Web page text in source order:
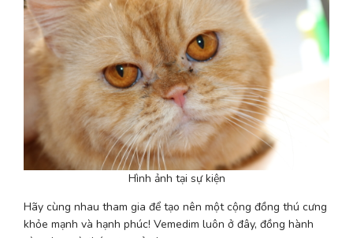
Hình ảnh tại sự kiện
Hãy cùng nhau tham gia để tạo nên một cộng đồng thú cưng
khỏe mạnh và hạnh phúc! Vemedim luôn ở đây, đồng hành